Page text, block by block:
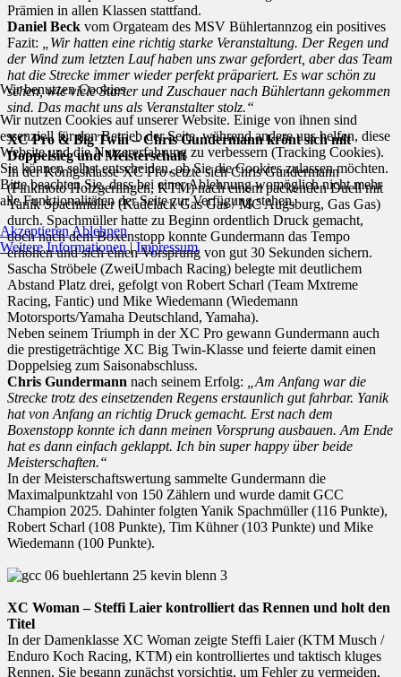
Prämien in allen Klassen stattfand.
Daniel Beck vom Orgateam des MSV Bühlertannzog ein positives
Fazit:
„Wir hatten eine richtig starke Veranstaltung. Der Regen und
der Wind zum letzten Lauf haben uns zwar gefordert, aber das Team
hat die Strecke immer wieder perfekt präpariert. Es war schön zu
sehen, wie viele Starter und Zuschauer nach Bühlertann gekommen
sind. Das macht uns als Veranstalter stolz.“
XC Pro & Big Twin – Chris Gundermann krönt sich mit
Doppelsieg und Meisterschaft
In der Königsklasse XC Pro setzte sich Chris Gundermann
(Finkmoto Holzgerlingen, KTM) nach einem packenden Duell mit
Yanik Spachmüller (Kadelack Gas Gas / MC Augsburg, Gas Gas)
durch. Spachmüller hatte zu Beginn ordentlich Druck gemacht,
doch nach dem Boxenstopp konnte Gundermann das Tempo
erhöhen und sich einen Vorsprung von gut 30 Sekunden sichern.
Sascha Ströbele (ZweiUmbach Racing) belegte mit deutlichem
Abstand Platz drei, gefolgt von Robert Scharl (Team Mxtreme
Racing, Fantic) und Mike Wiedemann (Wiedemann
Motorsports/Yamaha Deutschland, Yamaha).
Neben seinem Triumph in der XC Pro gewann Gundermann auch
die prestigeträchtige XC Big Twin-Klasse und feierte damit einen
Doppelsieg zum Saisonabschluss.
Chris Gundermann nach seinem Erfolg:
„Am Anfang war die
Strecke trotz des einsetzenden Regens erstaunlich gut fahrbar. Yanik
hat von Anfang an richtig Druck gemacht. Erst nach dem
Boxenstopp konnte ich dann meinen Vorsprung ausbauen. Am Ende
hat es dann einfach geklappt. Ich bin super happy über beide
Meisterschaften.“
In der Meisterschaftswertung sammelte Gundermann die
Maximalpunktzahl von 150 Zählern und wurde damit GCC
Champion 2025. Dahinter folgten Yanik Spachmüller (116 Punkte),
Robert Scharl (108 Punkte), Tim Kühner (103 Punkte) und Mike
Wiedemann (100 Punkte).
XC Woman – Steffi Laier kontrolliert das Rennen und holt den
Titel
In der Damenklasse XC Woman zeigte Steffi Laier (KTM Musch /
Enduro Koch Racing, KTM) ein kontrolliertes und taktisch kluges
Rennen. Sie begann zunächst vorsichtig, um Fehler zu vermeiden,
Wir benutzen Cookies
Wir nutzen Cookies auf unserer Website. Einige von ihnen sind
essenziell für den Betrieb der Seite, während andere uns helfen, diese
Website und die Nutzererfahrung zu verbessern (Tracking Cookies).
Sie können selbst entscheiden, ob Sie die Cookies zulassen möchten.
Bitte beachten Sie, dass bei einer Ablehnung womöglich nicht mehr
alle Funktionalitäten der Seite zur Verfügung stehen.
Akzeptieren Ablehnen
Weitere Informationen|Impressum